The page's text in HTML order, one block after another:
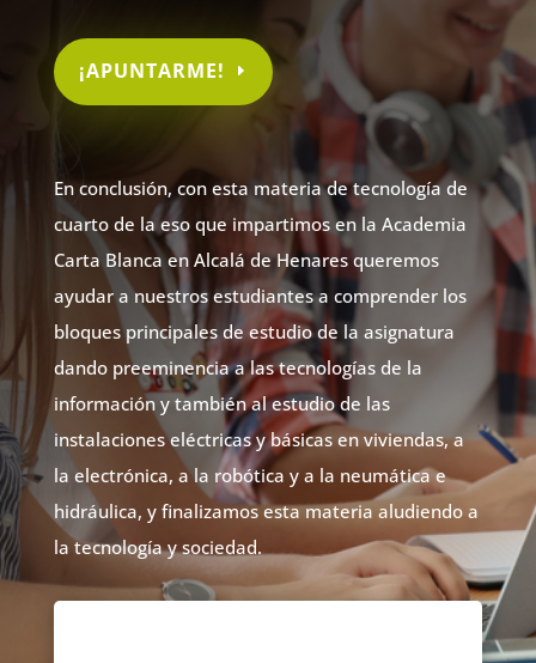
¡APUNTARME!
En conclusión, con esta materia de tecnología de
cuarto de la eso que impartimos en la Academia
Carta Blanca en Alcalá de Henares queremos
ayudar a nuestros estudiantes a comprender los
bloques principales de estudio de la asignatura
dando preeminencia a las tecnologías de la
información y también al estudio de las
instalaciones eléctricas y básicas en viviendas, a
la electrónica, a la robótica y a la neumática e
hidráulica, y finalizamos esta materia aludiendo a
la tecnología y sociedad.